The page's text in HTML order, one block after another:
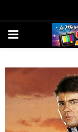
PRIMARY